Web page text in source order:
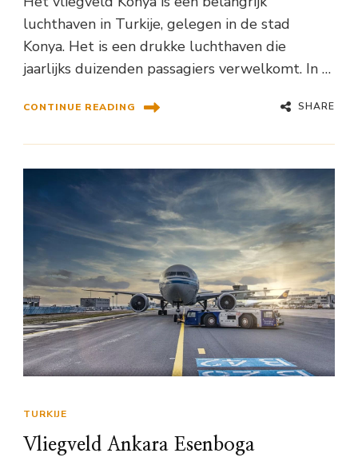
luchthaven in Turkije, gelegen in de stad
Konya. Het is een drukke luchthaven die
jaarlijks duizenden passagiers verwelkomt. In …
CONTINUE READING SHARE
TURKIJE
Vliegveld Ankara Esenboga